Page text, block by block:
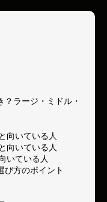
ラージ・ミドル・
向いている人
向いている人
いている人
び方のポイント